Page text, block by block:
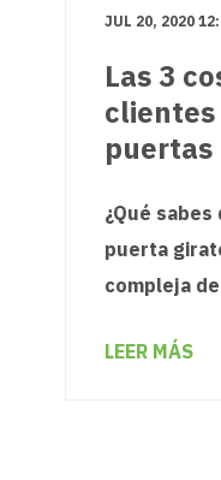
JUL 20, 2020
Las 3
clientes
¿Qué
puerta
compleja
LEER MÁS